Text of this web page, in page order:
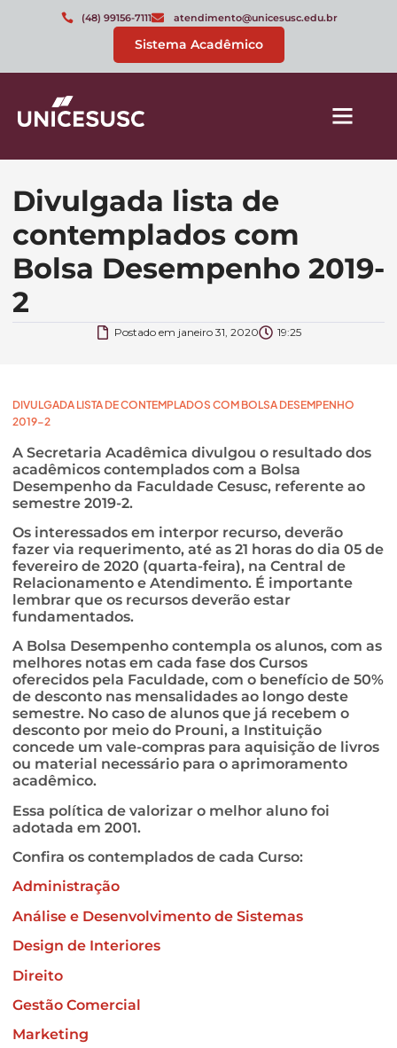
(48) 99156-7111 atendimento@unicesusc.edu.br
Sistema Acadêmico
Divulgada lista de
contemplados com
Bolsa Desempenho 2019-
2
Postado em janeiro 31, 2020 19:25
DIVULGADA LISTA DE CONTEMPLADOS COM BOLSA DESEMPENHO
2019-2
A Secretaria Acadêmica divulgou o resultado dos
acadêmicos contemplados com a Bolsa
Desempenho da Faculdade Cesusc, referente ao
semestre 2019-2.
Os interessados em interpor recurso, deverão
fazer via requerimento, até as 21 horas do dia 05 de
fevereiro de 2020 (quarta-feira), na Central de
Relacionamento e Atendimento. É importante
lembrar que os recursos deverão estar
fundamentados.
A Bolsa Desempenho contempla os alunos, com as
melhores notas em cada fase dos Cursos
oferecidos pela Faculdade, com o benefício de 50%
de desconto nas mensalidades ao longo deste
semestre. No caso de alunos que já recebem o
desconto por meio do Prouni, a Instituição
concede um vale-compras para aquisição de livros
ou material necessário para o aprimoramento
acadêmico.
Essa política de valorizar o melhor aluno foi
adotada em 2001.
Confira os contemplados de cada Curso:
Administração
Análise e Desenvolvimento de Sistemas
Design de Interiores
Direito
Gestão Comercial
Marketing